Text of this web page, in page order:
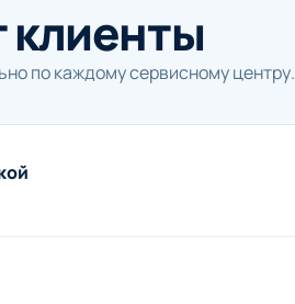
клиенты
по каждому сервисному центру.